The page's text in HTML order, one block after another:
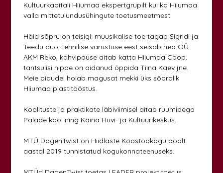
Kultuurkapitali Hiiumaa ekspertgrupilt kui ka Hiiumaa
valla mittetulundusühingute toetusmeetmest
Häid sõpru on teisigi: muusikalise toe tagab Sigridi ja
Teedu duo, tehnilise varustuse eest seisab hea OÜ
AKM Reko, kohvipause aitab katta Hiiumaa Coop,
tantsulisi nippe on aidanud õppida Tiina Kaev jne.
Meie pidudel hoiab magusat mekki üks sõbralik
Hiiumaa plastitööstus.
Koolituste ja praktikate läbiviimisel aitab ruumidega
Palade kool ning Käina Huvi- ja Kultuurikeskus.
MTÜ DagenTwist on Hiidlaste Koostöökogu poolt
aastal 2019 tunnistatud kogukonnateenuseks.